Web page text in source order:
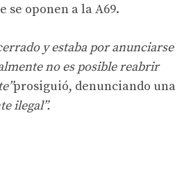
se oponen a la A69.
y estaba por anunciarse
no es posible reabrir
prosiguió, denunciando una
ilegal”.